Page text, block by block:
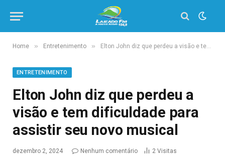
Home » Entretenimento » Elton John diz que perdeu a visão e tem dificuldade para assistir seu novo musical
ENTRETENIMENTO
Elton John diz que perdeu a
visão e tem dificuldade para
assistir seu novo musical
dezembro 2, 2024 Nenhum comentário 2 Visitas